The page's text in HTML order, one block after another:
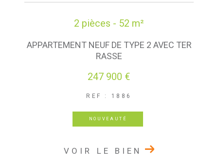
2 pièces - 52 m²
APPARTEMENT NEUF DE TYPE 2 AVEC TER
RASSE
247 900 €
REF : 1886
NOUVEAUTÉ
VOIR LE BIEN